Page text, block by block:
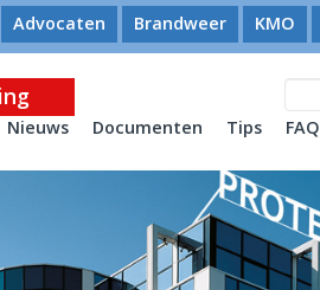
Advocaten Brandweer KMO
Nieuws Documenten Tips FAQ